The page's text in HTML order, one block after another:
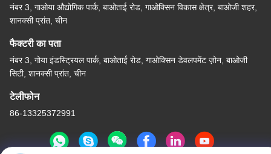
नंबर 3, गाओया औद्योगिक पार्क, बाओताई रोड, गाओक्सिन विकास क्षेत्र, बाओजी शहर,
शानक्सी प्रांत, चीन
फैक्टरी का पता
नंबर 3, गोया इंडस्ट्रियल पार्क, बाओताई रोड, गाओक्सिन डेवलपमेंट ज़ोन, बाओजी
सिटी, शानक्सी प्रांत, चीन
टेलीफोन
86-13325372991